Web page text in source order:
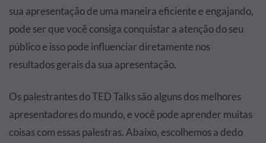
sua apresentação de uma maneira eficiente e engajando,
pode ser que você consiga conquistar a atenção do seu
público e isso pode influenciar diretamente nos
resultados gerais da sua apresentação.
Os palestrantes do TED Talks são alguns dos melhores
apresentadores do mundo, e você pode aprender muitas
coisas com essas palestras. Abaixo, escolhemos a dedo